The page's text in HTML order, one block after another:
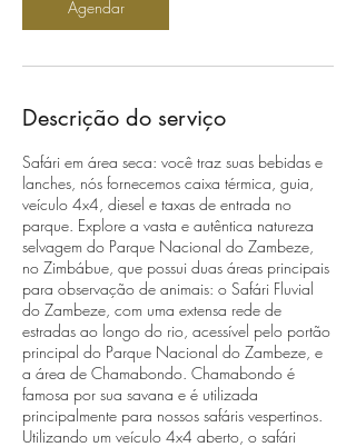
Agendar
Descrição do serviço
Safári em área seca: você traz suas bebidas e
lanches, nós fornecemos caixa térmica, guia,
veículo 4x4, diesel e taxas de entrada no
parque. Explore a vasta e autêntica natureza
selvagem do Parque Nacional do Zambeze,
no Zimbábue, que possui duas áreas principais
para observação de animais: o Safári Fluvial
do Zambeze, com uma extensa rede de
estradas ao longo do rio, acessível pelo portão
principal do Parque Nacional do Zambeze, e
a área de Chamabondo. Chamabondo é
famosa por sua savana e é utilizada
principalmente para nossos safáris vespertinos.
Utilizando um veículo 4x4 aberto, o safári